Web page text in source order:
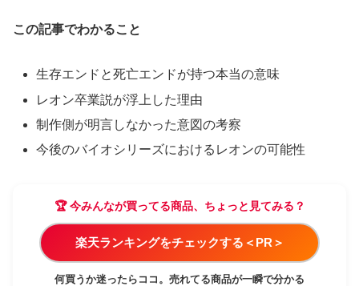
この記事でわかること
生存エンドと死亡エンドが持つ本当の意味
レオン卒業説が浮上した理由
制作側が明言しなかった意図の考察
今後のバイオシリーズにおけるレオンの可能性
🏆 今みんなが買ってる商品、ちょっと見てみる？
楽天ランキングをチェックする＜PR＞
何買うか迷ったらココ。売れてる商品が一瞬で分かる